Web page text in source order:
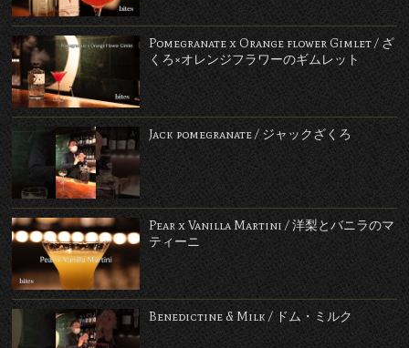
Pomegranate x Orange flower Gimlet / ざ
くろ×オレンジフラワーのギムレット
Jack pomegranate / ジャックざくろ
Pear x Vanilla Martini / 洋梨とバニラのマ
ティーニ
Benedictine & Milk / ドム・ミルク